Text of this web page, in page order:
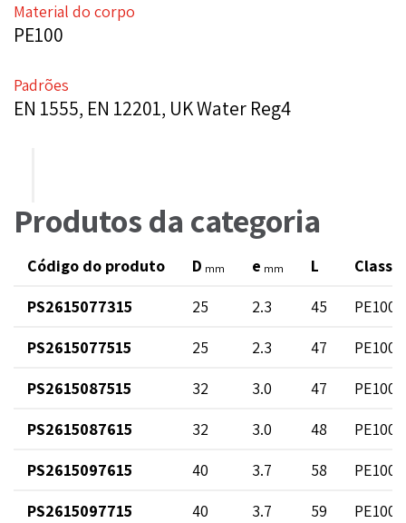
Material do corpo
PE100
Padrões
EN 1555, EN 12201, UK Water Reg4
Produtos da categoria
Código do produto D mm e mm L
PS2615077315
25 2.3 45
PE100
PS2615077515
25 2.3 47
PE100
PS2615087515
32 3.0 47
PE100
PS2615087615
32 3.0 48
PE100
PS2615097615
40 3.7 58
PE100
PS2615097715
40 3.7 59
PE100